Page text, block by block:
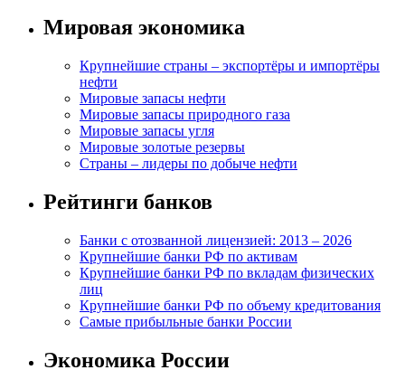
Мировая экономика
Крупнейшие страны – экспортёры и импортёры
нефти
Мировые запасы нефти
Мировые запасы природного газа
Мировые запасы угля
Мировые золотые резервы
Страны – лидеры по добыче нефти
Рейтинги банков
Банки с отозванной лицензией: 2013 – 2026
Крупнейшие банки РФ по активам
Крупнейшие банки РФ по вкладам физических
лиц
Крупнейшие банки РФ по объему кредитования
Самые прибыльные банки России
Экономика России